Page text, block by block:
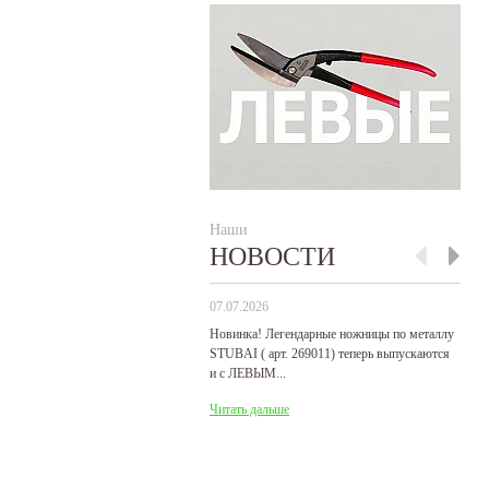
Наши
НОВОСТИ
07.07.2026
Новинка! Легендарные ножницы по металлу
STUBAI ( арт. 269011) теперь выпускаются
и с ЛЕВЫМ...
Читать дальше